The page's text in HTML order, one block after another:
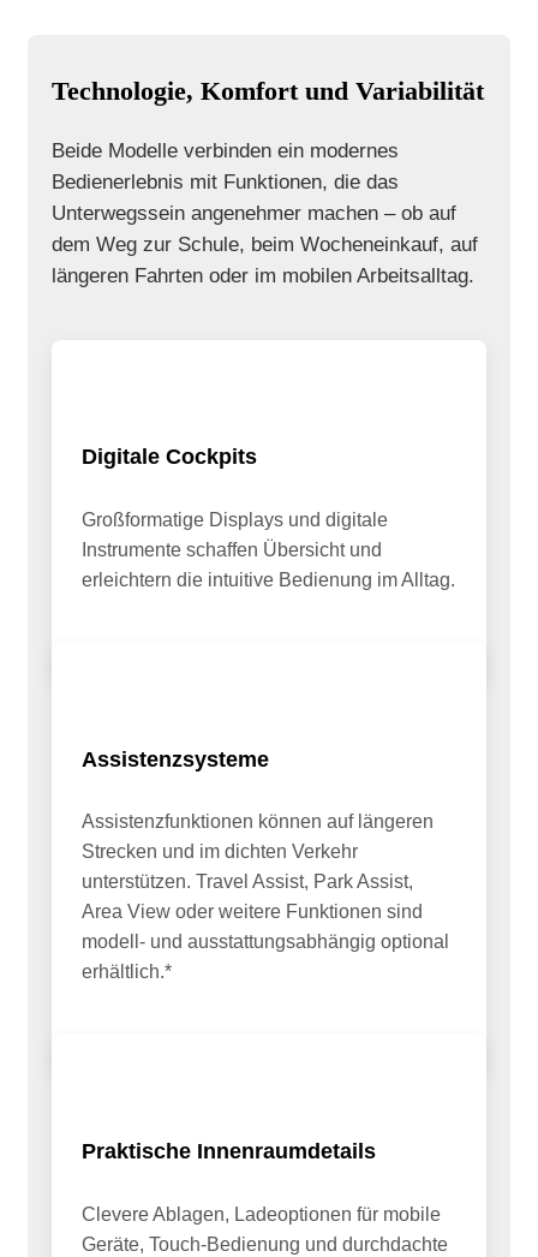
Technologie, Komfort und Variabilität
Beide Modelle verbinden ein modernes
Bedienerlebnis mit Funktionen, die das
Unterwegssein angenehmer machen – ob auf
dem Weg zur Schule, beim Wocheneinkauf, auf
längeren Fahrten oder im mobilen Arbeitsalltag.
Digitale Cockpits
Großformatige Displays und digitale
Instrumente schaffen Übersicht und
erleichtern die intuitive Bedienung im Alltag.
Assistenzsysteme
Assistenzfunktionen können auf längeren
Strecken und im dichten Verkehr
unterstützen. Travel Assist, Park Assist,
Area View oder weitere Funktionen sind
modell- und ausstattungsabhängig optional
erhältlich.*
Praktische Innenraumdetails
Clevere Ablagen, Ladeoptionen für mobile
Geräte, Touch-Bedienung und durchdachte